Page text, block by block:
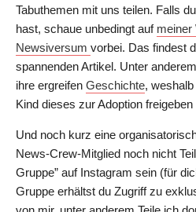
Tabuthemen mit uns teilen. Falls
hast, schaue unbedingt auf meiner
Newsiversum vorbei. Das findest
spannenden Artikel. Unter
ihre ergreifen Geschichte,
Kind dieses zur Adoption freigeben
Und noch kurz eine
News-Crew-Mitglied noch nicht
Gruppe” auf Instagram sein (für
Gruppe erhältst du Zugriff zu